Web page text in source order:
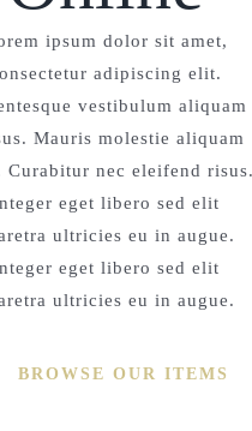
ipsum dolor sit amet,
adipiscing elit.
vestibulum aliquam
Mauris molestie aliquam
Curabitur nec eleifend risus.
eget libero sed elit
ultricies eu in augue.
eget libero sed elit
ultricies eu in augue.
BROWSE OUR ITEMS